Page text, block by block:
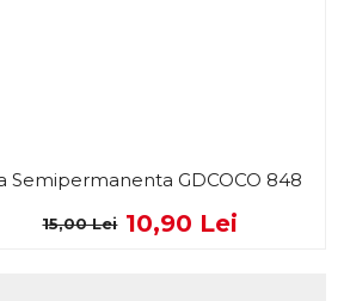
Semipermanenta GDCOCO 848
10,90 Lei
15,00 Lei